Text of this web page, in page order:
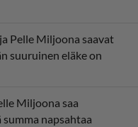
Pelle Miljoona saavat
suuruinen eläke on
Miljoona saa
napsahtaa